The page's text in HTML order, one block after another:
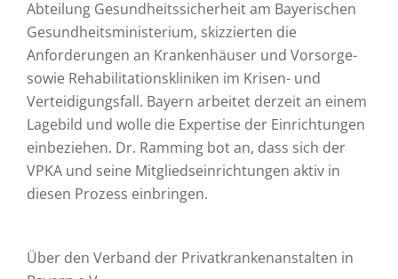
Abteilung Gesundheitssicherheit am Bayerischen
Gesundheitsministerium, skizzierten die
Anforderungen an Krankenhäuser und Vorsorge-
sowie Rehabilitationskliniken im Krisen- und
Verteidigungsfall. Bayern arbeitet derzeit an einem
Lagebild und wolle die Expertise der Einrichtungen
einbeziehen. Dr. Ramming bot an, dass sich der
VPKA und seine Mitgliedseinrichtungen aktiv in
diesen Prozess einbringen.
Über den Verband der Privatkrankenanstalten in